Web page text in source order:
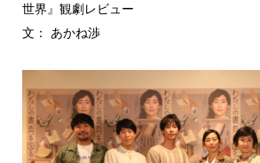
世界』観劇レビュー
文： あかね渉